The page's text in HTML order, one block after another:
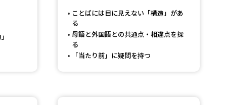
認定試験
ことばには目に見えない「構造」があ
る
母語と外国語との共通点・相違点を探
る
「当たり前」に疑問を持つ